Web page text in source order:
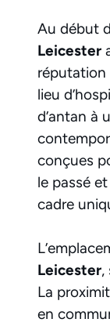
Au début
Leicester
réputation
lieu
d’antan à
conçues
le passé
cadre
Leicester,
La
en